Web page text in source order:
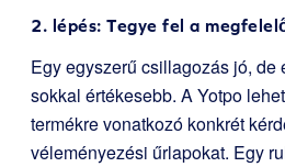
2. lépés: Tegye fel a
Egy egyszerű csillagozás jó, de
sokkal értékesebb. A Yotpo
termékre vonatkozó konkrét
véleményezési űrlapokat. Egy